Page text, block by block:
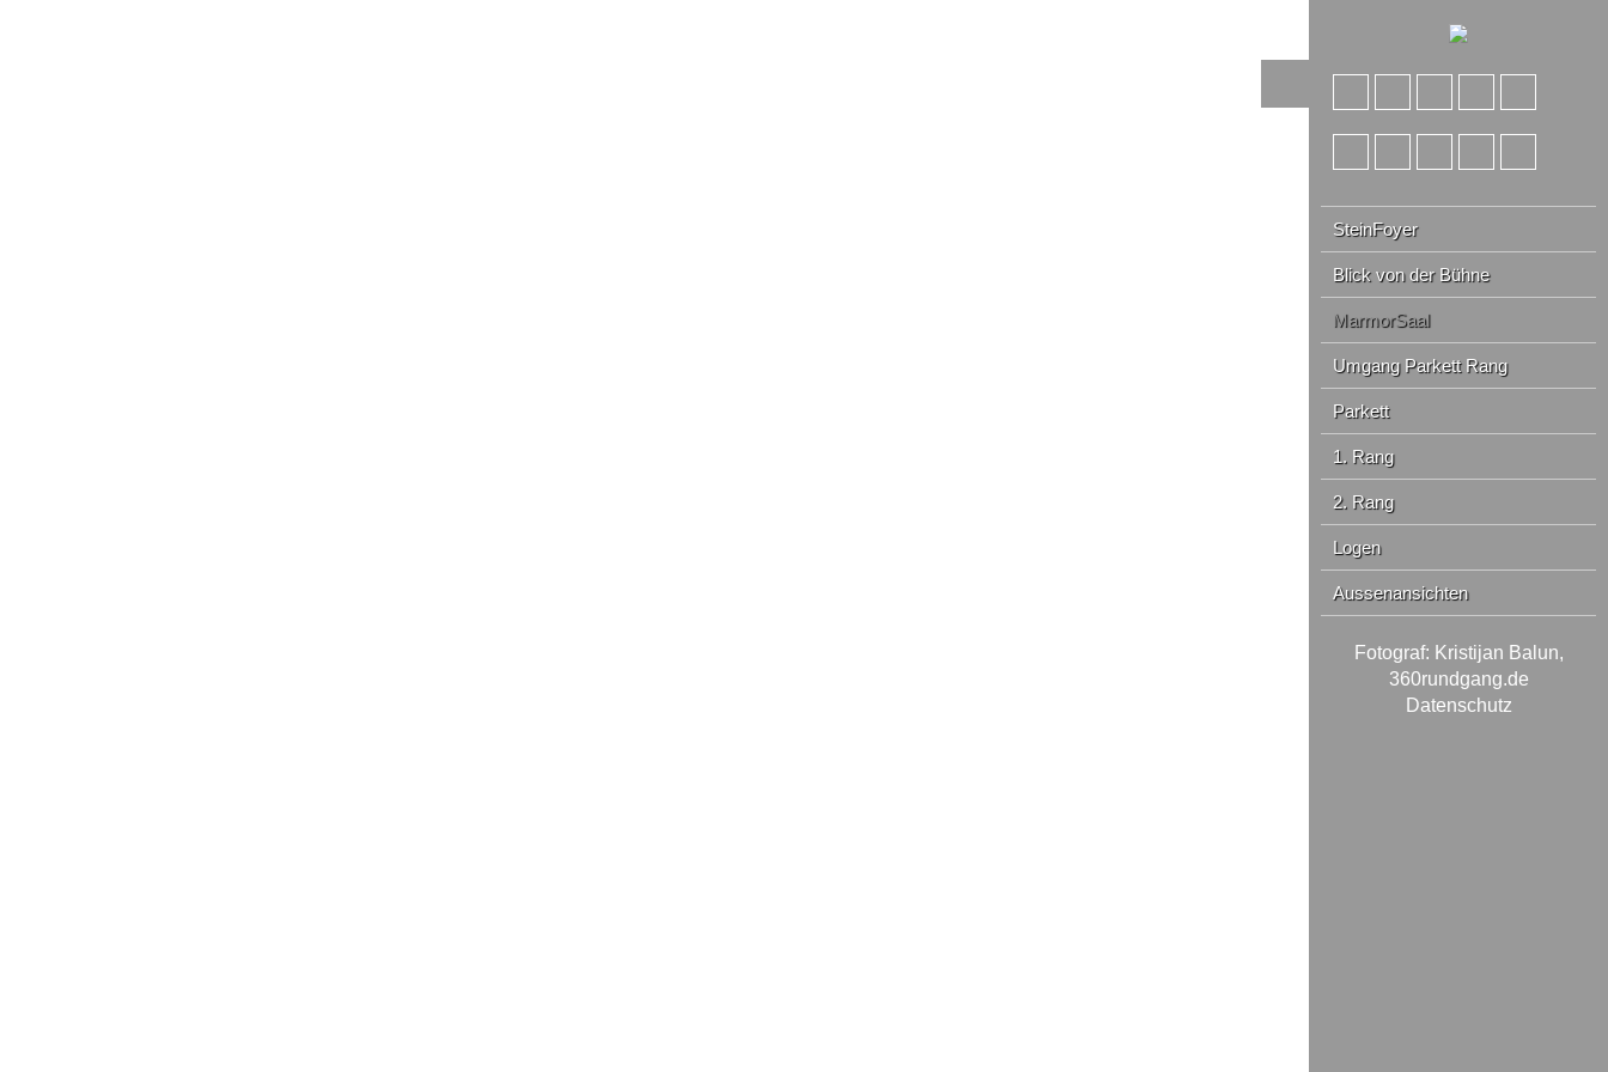
SteinFoyer
Blick von der Bühne
MarmorSaal
Umgang Parkett Rang
Parkett
1. Rang
2. Rang
Logen
Aussenansichten
Fotograf: Kristijan Balun,
360rundgang.de
Datenschutz